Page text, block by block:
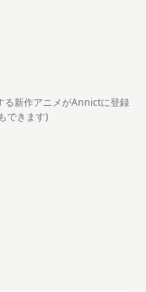
る新作アニメがAnnictに登録
できます)